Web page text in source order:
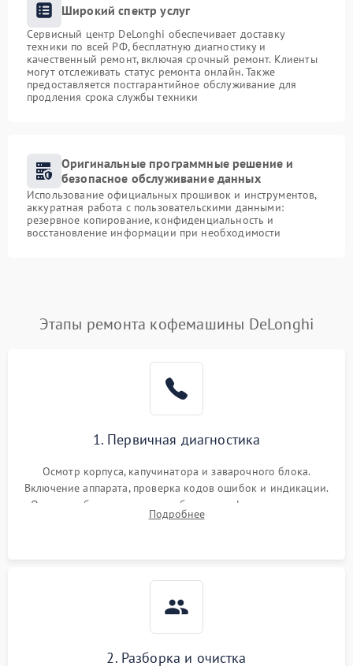
Широкий спектр услуг
Сервисный центр DeLonghi обеспечивает доставку
техники по всей РФ, бесплатную диагностику и
качественный ремонт, включая срочный ремонт. Клиенты
могут отслеживать статус ремонта онлайн. Также
предоставляется постгарантийное обслуживание для
продления срока службы техники
Оригинальные программные решение и
безопасное обслуживание данных
Использование официальных прошивок и инструментов,
аккуратная работа с пользовательскими данными:
резервное копирование, конфиденциальность и
восстановление информации при необходимости
Этапы ремонта кофемашины DeLonghi
1. Первичная диагностика
Осмотр корпуса, капучинатора и заварочного блока.
Включение аппарата, проверка кодов ошибок и индикации.
Оценка работы помпы, термоблока и кофемолки на слух.
Измерение температуры и давления воды для выявления
Подробнее
2. Разборка и очистка